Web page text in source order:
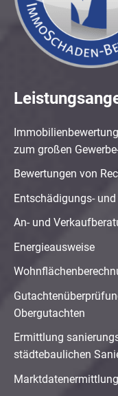
zum großen
Bewertungen von
Entschädigungs-
An- und
Energieausweise
Obergutachten
Ermittlung
städtebaulichen
Marktdatenermittlung